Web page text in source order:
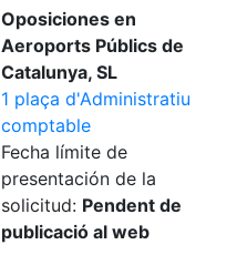
Oposiciones en
Aeroports Públics de
Catalunya, SL
1 plaça d'Administratiu
comptable
Fecha límite de
presentación de la
solicitud: Pendent de
publicació al web